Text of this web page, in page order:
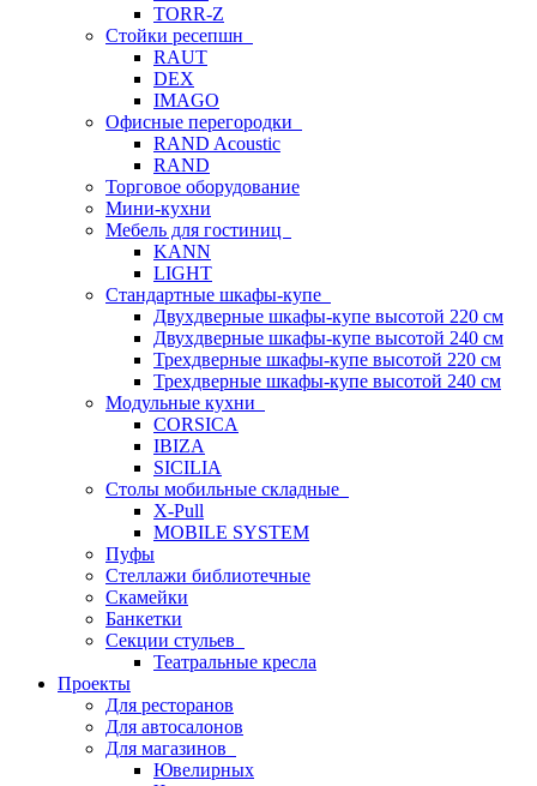
TORR-Z
Стойки ресепшн
RAUT
DEX
IMAGO
Офисные перегородки
RAND Acoustic
RAND
Торговое оборудование
Мини-кухни
Мебель для гостиниц
KANN
LIGHT
Стандартные шкафы-купе
Двухдверные шкафы-купе высотой 220 см
Двухдверные шкафы-купе высотой 240 см
Трехдверные шкафы-купе высотой 220 см
Трехдверные шкафы-купе высотой 240 см
Модульные кухни
CORSICA
IBIZA
SICILIA
Столы мобильные складные
X-Pull
MOBILE SYSTEM
Пуфы
Стеллажи библиотечные
Скамейки
Банкетки
Секции стульев
Театральные кресла
Проекты
Для ресторанов
Для автосалонов
Для магазинов
Ювелирных